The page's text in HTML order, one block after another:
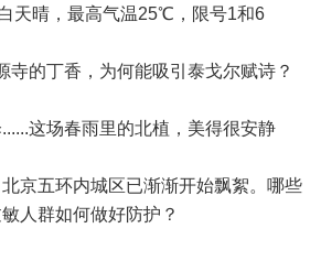
天晴，最高气温25℃，限号1和6
寺的丁香，为何能吸引泰戈尔赋诗？
这场春雨里的北植，美得很安静
京五环内城区已渐渐开始飘絮。哪些
人群如何做好防护？